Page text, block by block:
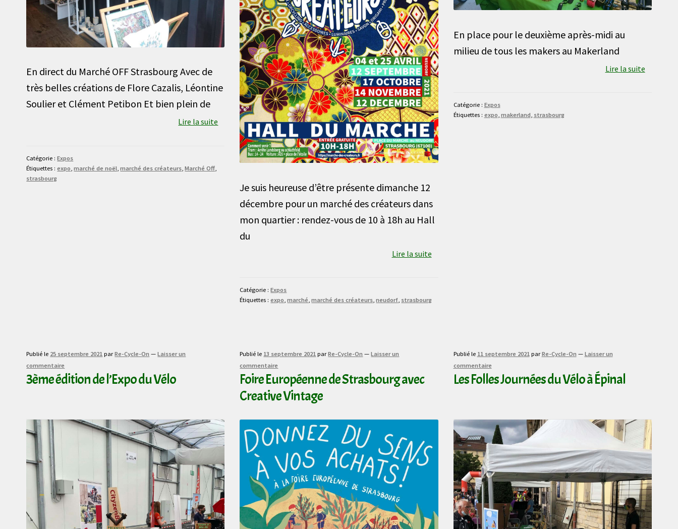
En direct du Marché OFF Strasbourg Avec de
très belles créations de Flore Cazalis, Léontine
Soulier et Clément Petibon Et bien plein de
Lire la suite
Catégorie :Expos
Étiquettes :expo ,marché de noël ,marché des créateurs ,Marché Off
strasbourg
Je suis heureuse d’être présente dimanche 12
décembre pour un marché des créateurs dans
mon quartier : rendez-vous de 10 à 18h au Hall
du
Lire la suite
Catégorie :Expos
Étiquettes :expo,marché,marché des créateurs,neudorf, strasbourg
En place pour le deuxième après-midi au
milieu de tous les makers au Makerland
Lire la suite
Catégorie : Expos
Étiquettes : expo, makerland, strasbourg
Publié le 25 septembre 2021 parRe-Cycle-On —Laisser un
commentaire
3ème édition de l’Expo du Vélo
Publié le 13 septembre 2021 parRe-Cycle-On —Laisser un
commentaire
Foire Européenne de Strasbourg avec
Creative Vintage
Publié le 11 septembre 2021 parRe-Cycle-On — Laisser un
commentaire
Les Folles Journées du Vélo à Épinal